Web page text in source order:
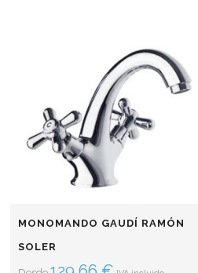
MONOMANDO GAUDÍ RAMÓN
SOLER